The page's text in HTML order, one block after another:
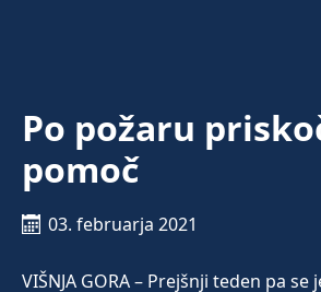
Po požaru
pomoč
03. februarja 2021
VIŠNJA GORA – Prejšnji teden pa se